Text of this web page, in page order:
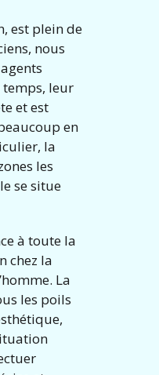
est plein de
nous
temps, leur
et est
en
la
les
se situe
à toute la
chez la
La
les poils